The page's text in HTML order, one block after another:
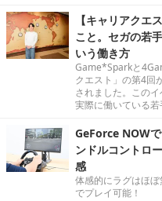
【キャリアクエ
こと。セガの若
いう働き方
Game*Sparkと
クエスト」の第4回
されました。この
実際に働いている若
GeForce NOW
ンドルコントロ
感
体感的にラグはほ
でプレイ可能！